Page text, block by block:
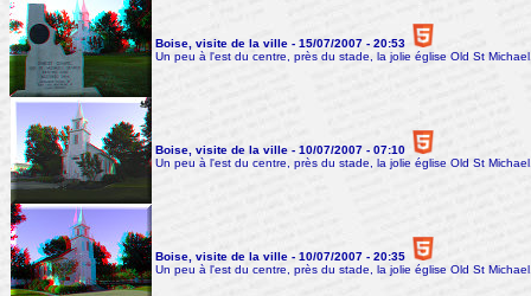
Boise, visite de la ville - 15/07/2007 - 20:53
Un peu à l'est du centre, près du stade, la jolie église Old St
Boise, visite de la ville - 10/07/2007 - 07:10
Un peu à l'est du centre, près du stade, la jolie église Old St
Boise, visite de la ville - 10/07/2007 - 20:35
Un peu à l'est du centre, près du stade, la jolie église Old St